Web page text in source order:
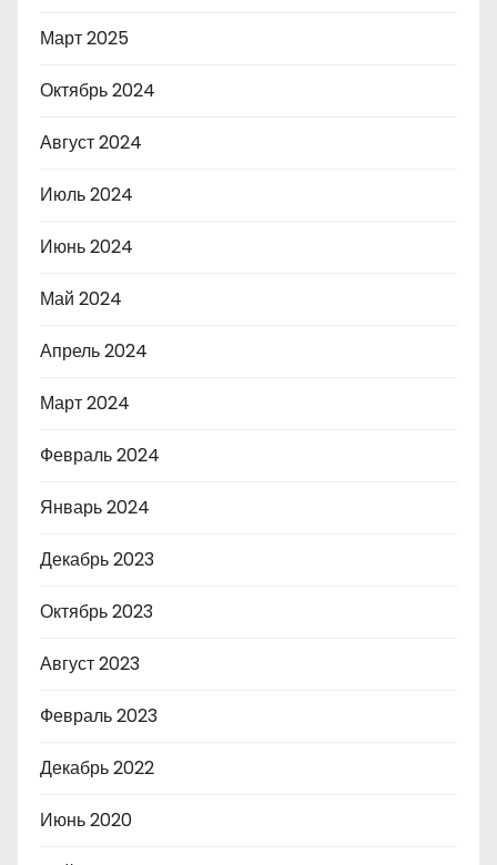
Март 2025
Октябрь 2024
Август 2024
Июль 2024
Июнь 2024
Май 2024
Апрель 2024
Март 2024
Февраль 2024
Январь 2024
Декабрь 2023
Октябрь 2023
Август 2023
Февраль 2023
Декабрь 2022
Июнь 2020